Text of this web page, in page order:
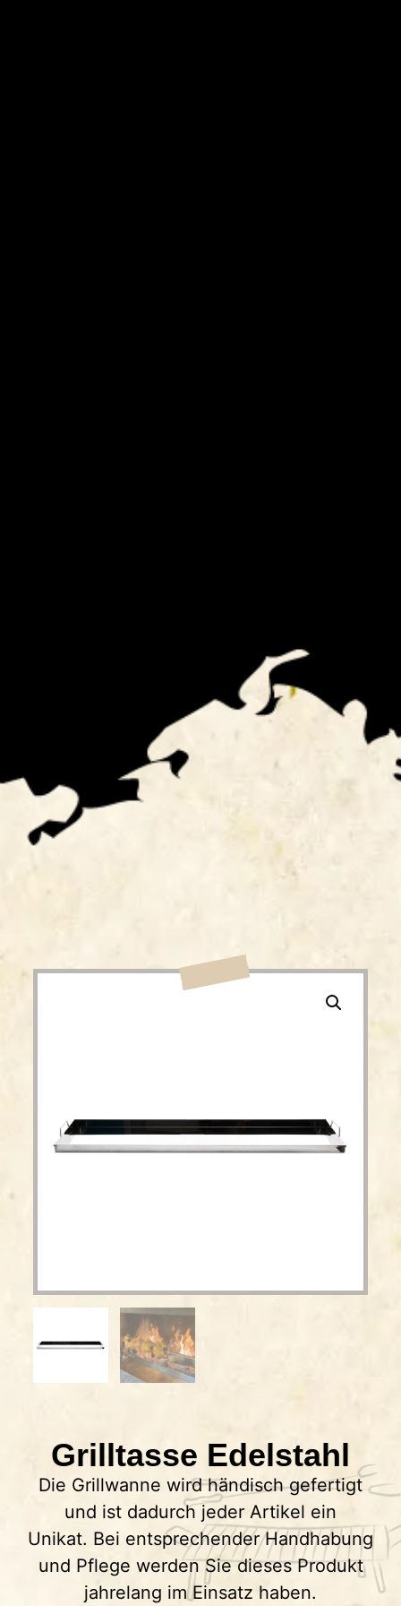
Grilltasse Edelstahl
Die Grillwanne wird händisch gefertigt
und ist dadurch jeder Artikel ein
Unikat. Bei entsprechender Handhabung
und Pflege werden Sie dieses Produkt
jahrelang im Einsatz haben.